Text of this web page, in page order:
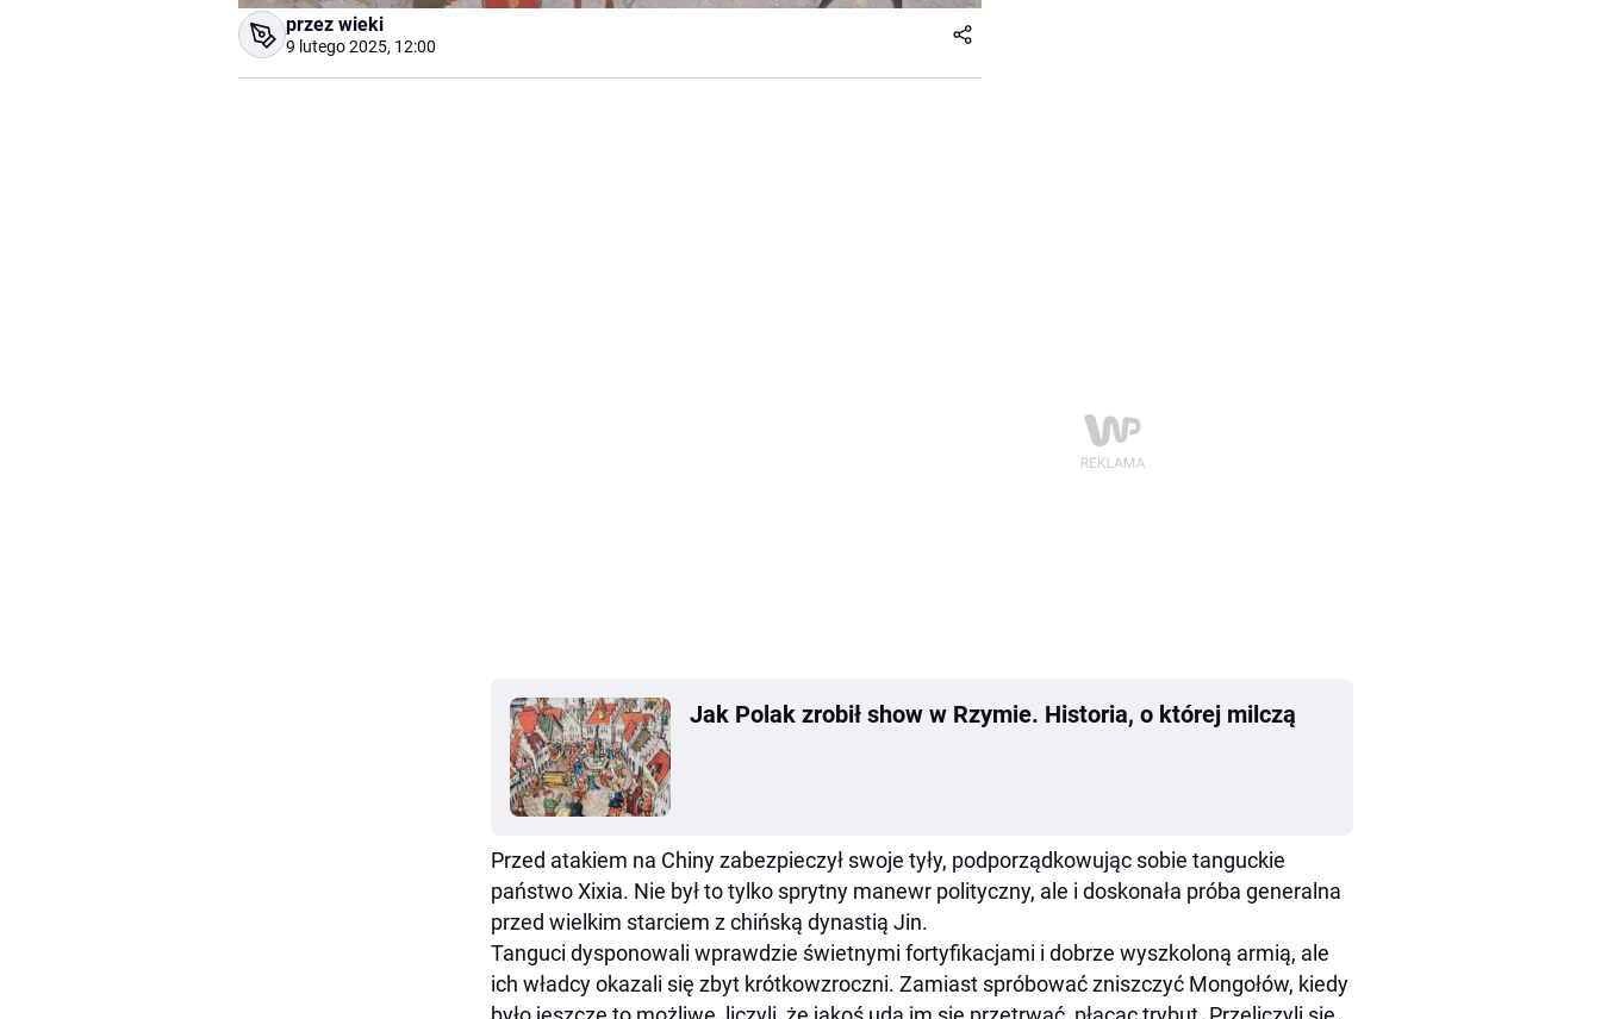
przez wieki
9 lutego 2025, 12:00
Jak Polak zrobił show w Rzymie. Historia, o której milczą
Przed atakiem na Chiny zabezpieczył swoje tyły, podporządkowując sobie tanguckie
państwo Xixia. Nie był to tylko sprytny manewr polityczny, ale i doskonała próba generalna
przed wielkim starciem z chińską dynastią Jin.
Tanguci dysponowali wprawdzie świetnymi fortyfikacjami i dobrze wyszkoloną armią, ale
ich władcy okazali się zbyt krótkowzroczni. Zamiast spróbować zniszczyć Mongołów, kiedy